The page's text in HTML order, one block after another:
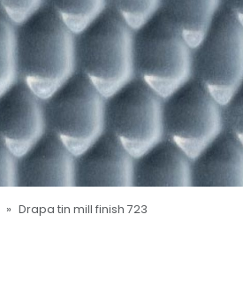
Drapa tin mill finish 723